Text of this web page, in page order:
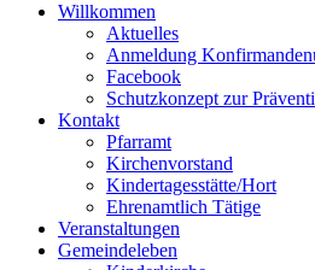
Willkommen
Aktuelles
Anmeldung
Facebook
Schutzkonzept zur
Kontakt
Pfarramt
Kirchenvorstand
Kindertagesstätte/Hort
Ehrenamtlich Tätige
Veranstaltungen
Gemeindeleben